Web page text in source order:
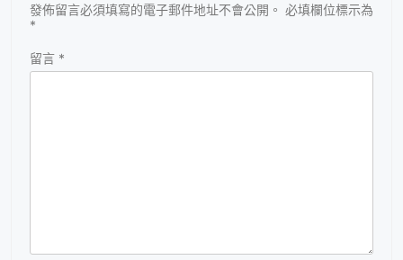
發佈留言必須填寫的電子郵件地址不會公開。 必填欄位標示為
*
留言 *